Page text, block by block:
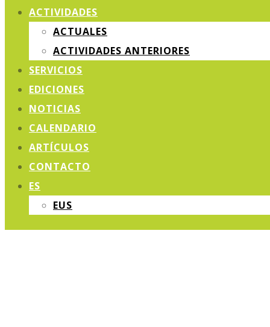
ACTIVIDADES
ACTUALES
ACTIVIDADES ANTERIORES
SERVICIOS
EDICIONES
NOTICIAS
CALENDARIO
ARTÍCULOS
CONTACTO
ES
EUS